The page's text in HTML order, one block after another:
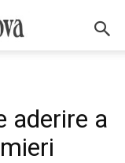
aderire a